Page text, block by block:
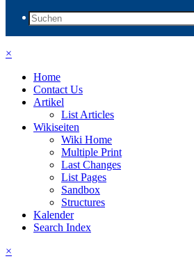
×
Home
Contact Us
Artikel
List Articles
Wikiseiten
Wiki Home
Multiple Print
Last Changes
List Pages
Sandbox
Structures
Kalender
Search Index
×